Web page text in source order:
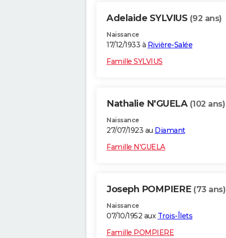
Adelaide SYLVIUS (92 ans)
Naissance
17/12/1933 à Rivière-Salée
Famille SYLVIUS
Nathalie N'GUELA (102 ans)
Naissance
27/07/1923 au Diamant
Famille N'GUELA
Joseph POMPIERE (73 ans)
Naissance
07/10/1952 aux Trois-Îlets
Famille POMPIERE